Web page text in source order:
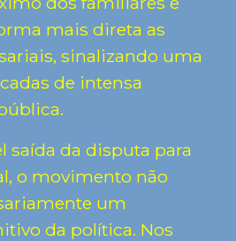
mais direta as
sinalizando uma
de intensa
saída da disputa para
o movimento não
um
da política. Nos